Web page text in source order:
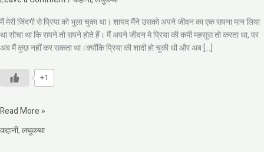
मैं मेरी जिंदगी से प्रिया को भुला चुका था। शायद मैंने उसको अपने जीवन का एक सपना मान लिया
था सोचा था कि सपने तो सपने होते हैं। मैं अपने जीवन मे प्रिया की कमी महसूस तो करता था, पर
अब मैं कुछ नहीं कर सकता था।क्योंकि प्रिया की शादी हो चुकी थी और अब […]
+1
Read More »
कहानी,लघुकथा